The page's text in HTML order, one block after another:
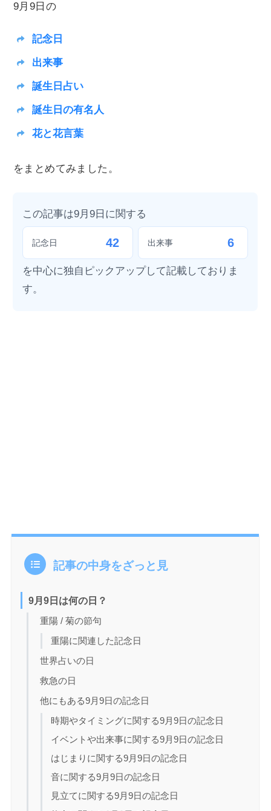
9月9日の
記念日
出来事
誕生日占い
誕生日の有名人
花と花言葉
をまとめてみました。
この記事は9月9日に関する
記念日 42 出来事 6
を中心に独自ピックアップして記載しておりま
す。
記事の中身をざっと見
9月9日は何の日？
重陽 / 菊の節句
重陽に関連した記念日
世界占いの日
救急の日
他にもある9月9日の記念日
時期やタイミングに関する9月9日の記念日
イベントや出来事に関する9月9日の記念日
はじまりに関する9月9日の記念日
音に関する9月9日の記念日
見立てに関する9月9日の記念日